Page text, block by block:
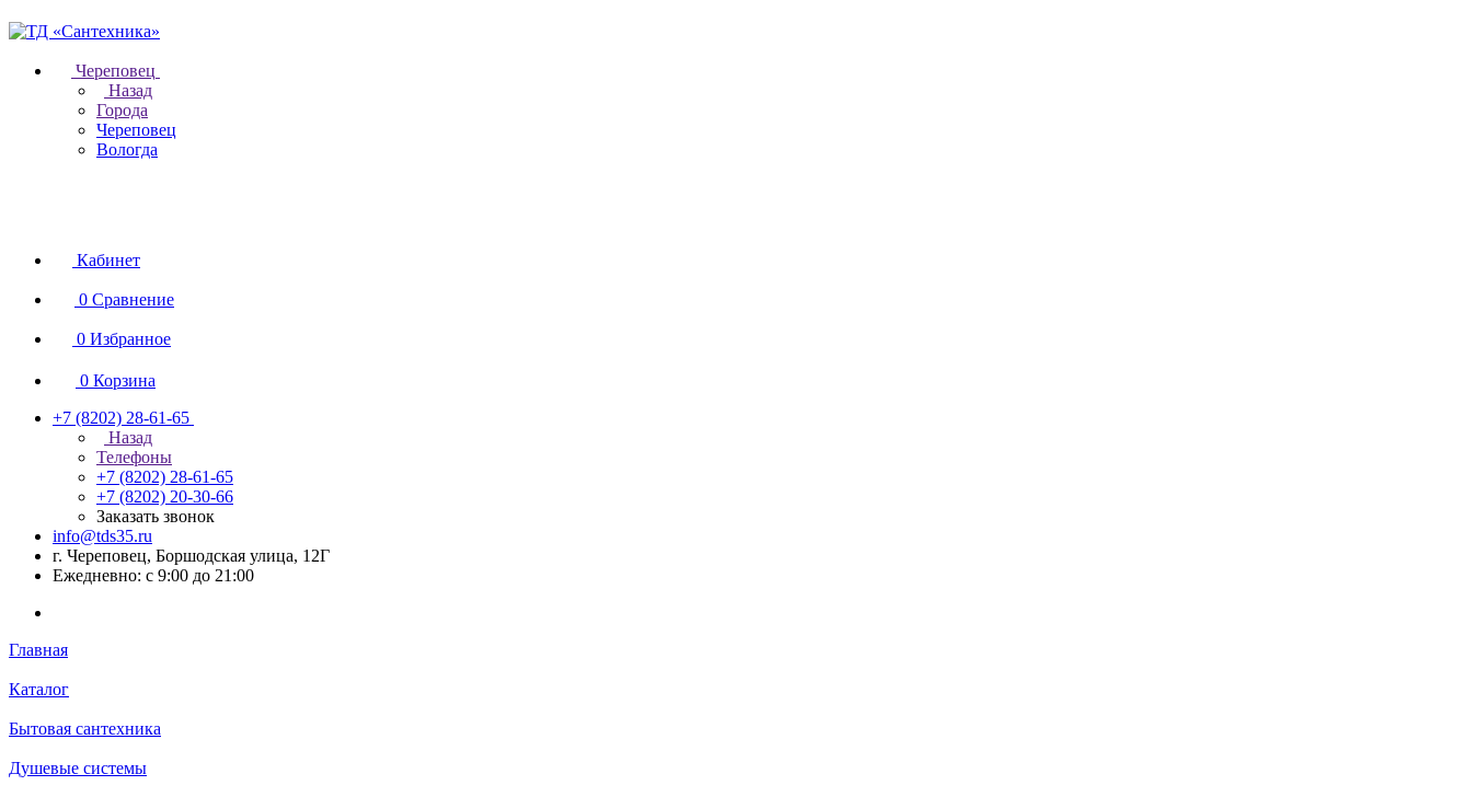
Череповец
Назад
Города
Череповец
Вологда
Кабинет
0 Сравнение
0 Избранное
0 Корзина
+7 (8202) 28‑61-65
Назад
Телефоны
+7 (8202) 28‑61-65
+7 (8202) 20‑30-66
Заказать звонок
info@tds35.ru
г. Череповец, Боршодская улица, 12Г
Ежедневно: с 9:00 до 21:00
Главная
Каталог
Бытовая сантехника
Душевые системы